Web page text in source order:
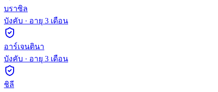
บราซิล
บังคับ · อายุ 3 เดือน
อาร์เจนตินา
บังคับ · อายุ 3 เดือน
ชิลี